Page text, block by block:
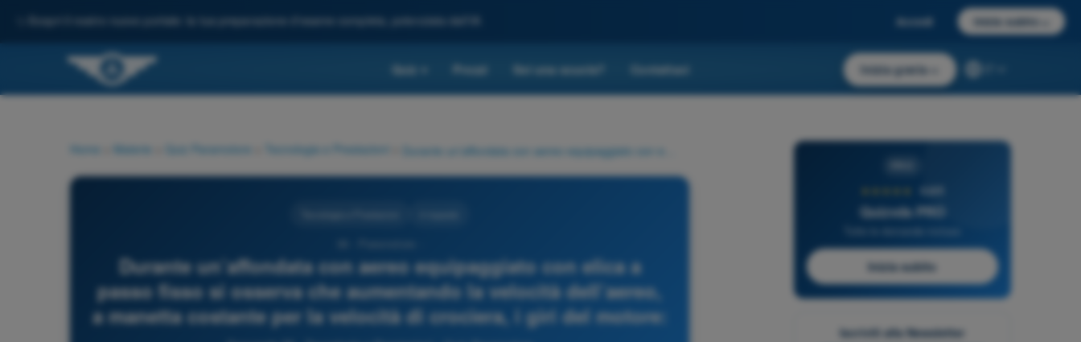
Scopri il nostro nuovo portale: la tua preparazione d'esame completa, potenziata dall'IA Accedi Inizia subito
Quiz Prezzi Sei una scuola? Contattaci Inizia gratis
Home Materie Quiz Paramotore Tecnologia e Prestazioni
Durante un’affondata con aereo equipaggiato con elica a
passo fisso si osserva che aumentando la velocità dell’aereo,
a manetta costante per la velocità di crociera, i giri del motore:
4,6/5
Quizvds PRO
Inizia subito
Iscriviti alla Newsletter